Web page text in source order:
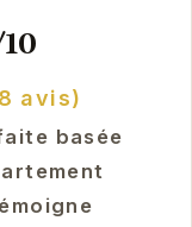
avis)
basée